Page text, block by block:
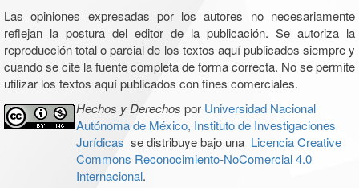
Las opiniones expresadas por los autores no necesariamente
reflejan la postura del editor de la publicación. Se autoriza la
reproducción total o parcial de los textos aquí publicados siempre y
cuando se cite la fuente completa de forma correcta. No se permite
utilizar los textos aquí publicados con fines comerciales.
Hechos y Derechos por Universidad Nacional
Autónoma de México, Instituto de Investigaciones
Jurídicas se distribuye bajo una Licencia Creative
Commons Reconocimiento-NoComercial 4.0
Internacional.